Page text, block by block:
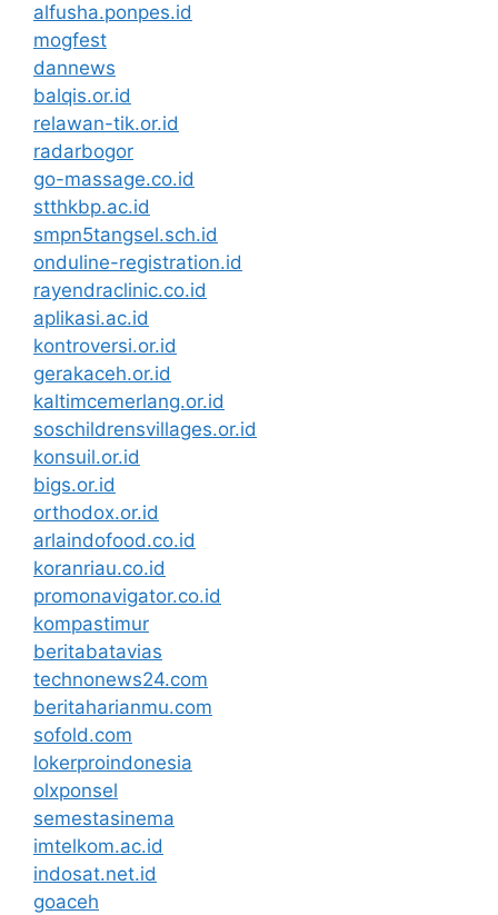
alfusha.ponpes.id
mogfest
dannews
balqis.or.id
relawan-tik.or.id
radarbogor
go-massage.co.id
stthkbp.ac.id
smpn5tangsel.sch.id
onduline-registration.id
rayendraclinic.co.id
aplikasi.ac.id
kontroversi.or.id
gerakaceh.or.id
kaltimcemerlang.or.id
soschildrensvillages.or.id
konsuil.or.id
bigs.or.id
orthodox.or.id
arlaindofood.co.id
koranriau.co.id
promonavigator.co.id
kompastimur
beritabatavias
technonews24.com
beritaharianmu.com
sofold.com
lokerproindonesia
olxponsel
semestasinema
imtelkom.ac.id
indosat.net.id
goaceh